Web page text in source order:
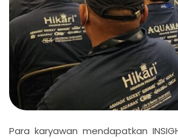
Para karyawan mendapatkan